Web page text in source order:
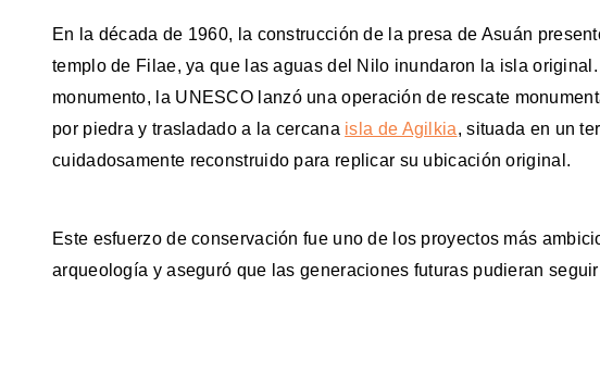
En la década de 1960, la construcción de la presa de Asuán
templo de Filae, ya que las aguas del Nilo inundaron la isla
monumento, la UNESCO lanzó una operación de rescate
por piedra y trasladado a la cercana isla de Agilkia, situada en un
cuidadosamente reconstruido para replicar su ubicación original.
Este esfuerzo de conservación fue uno de los proyectos más
arqueología y aseguró que las generaciones futuras pudieran